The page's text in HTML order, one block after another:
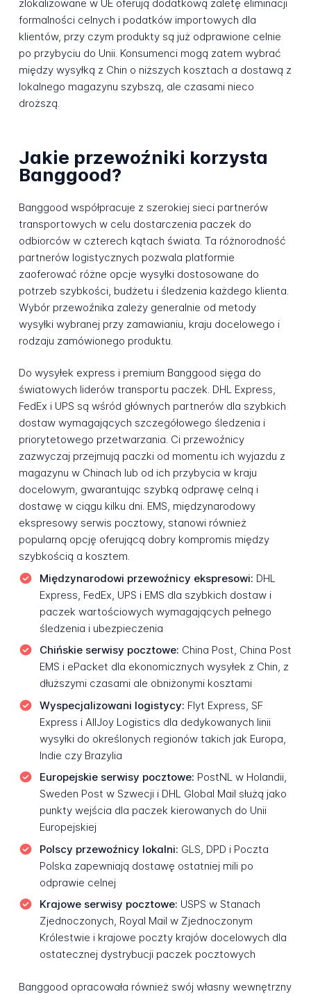
zlokalizowane w UE oferują dodatkową zaletę eliminacji
formalności celnych i podatków importowych dla
klientów, przy czym produkty są już odprawione celnie
po przybyciu do Unii. Konsumenci mogą zatem wybrać
między wysyłką z Chin o niższych kosztach a dostawą z
lokalnego magazynu szybszą, ale czasami nieco
droższą.
Jakie przewoźniki korzysta
Banggood?
Banggood współpracuje z szerokiej sieci partnerów
transportowych w celu dostarczenia paczek do
odbiorców w czterech kątach świata. Ta różnorodność
partnerów logistycznych pozwala platformie
zaoferować różne opcje wysyłki dostosowane do
potrzeb szybkości, budżetu i śledzenia każdego klienta.
Wybór przewoźnika zależy generalnie od metody
wysyłki wybranej przy zamawianiu, kraju docelowego i
rodzaju zamówionego produktu.
Do wysyłek express i premium Banggood sięga do
światowych liderów transportu paczek. DHL Express,
FedEx i UPS są wśród głównych partnerów dla szybkich
dostaw wymagających szczegółowego śledzenia i
priorytetowego przetwarzania. Ci przewoźnicy
zazwyczaj przejmują paczki od momentu ich wyjazdu z
magazynu w Chinach lub od ich przybycia w kraju
docelowym, gwarantując szybką odprawę celną i
dostawę w ciągu kilku dni. EMS, międzynarodowy
ekspresowy serwis pocztowy, stanowi również
popularną opcję oferującą dobry kompromis między
szybkością a kosztem.
Międzynarodowi przewoźnicy ekspresowi: DHL
Express, FedEx, UPS i EMS dla szybkich dostaw i
paczek wartościowych wymagających pełnego
śledzenia i ubezpieczenia
Chińskie serwisy pocztowe: China Post, China Post
EMS i ePacket dla ekonomicznych wysyłek z Chin, z
dłuższymi czasami ale obniżonymi kosztami
Wyspecjalizowani logistycy: Flyt Express, SF
Express i AllJoy Logistics dla dedykowanych linii
wysyłki do określonych regionów takich jak Europa,
Indie czy Brazylia
Europejskie serwisy pocztowe: PostNL w Holandii,
Sweden Post w Szwecji i DHL Global Mail służą jako
punkty wejścia dla paczek kierowanych do Unii
Europejskiej
Polscy przewoźnicy lokalni: GLS, DPD i Poczta
Polska zapewniają dostawę ostatniej mili po
odprawie celnej
Krajowe serwisy pocztowe: USPS w Stanach
Zjednoczonych, Royal Mail w Zjednoczonym
Królestwie i krajowe poczty krajów docelowych dla
ostatecznej dystrybucji paczek pocztowych
Banggood opracowała również swój własny wewnętrzny